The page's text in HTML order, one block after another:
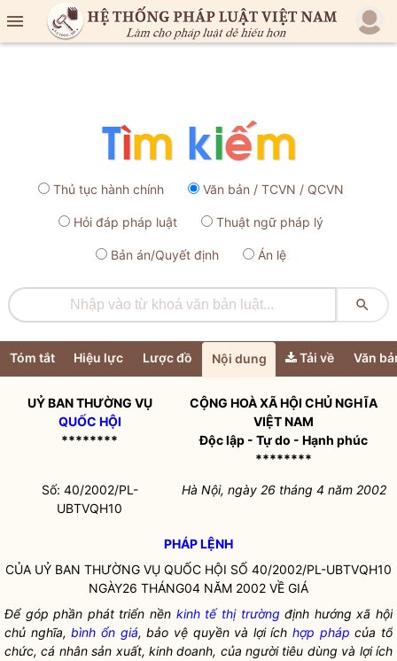

Thủ tục hành chính Văn bản / TCVN / QCVN
Hỏi đáp pháp luật Thuật ngữ pháp lý
Bản án/Quyết định Án lệ

Tóm tắt Hiệu lực Lược đồ Nội dung Tải về Văn
UỶ BAN THƯỜNG VỤ
QUỐC HỘI
********
CỘNG HOÀ XÃ HỘI CHỦ NGHĨA
VIỆT NAM
Độc lập - Tự do - Hạnh phúc
********
Số: 40/2002/PL-
UBTVQH10
Hà Nội, ngày 26 tháng 4 năm 2002
PHÁP LỆNH
CỦA UỶ BAN THƯỜNG VỤ QUỐC HỘI SỐ 40/2002/PL-UBTVQH10
NGÀY26 THÁNG04 NĂM 2002 VỀ GIÁ
Để góp phần phát triển nền kinh tế thị trường định hướng xã hội
chủ nghĩa,bình ổn giá, bảo vệ quyền và lợi íchhợp pháp của tổ
chức, cá nhân sản xuất, kinh doanh, của người tiêu dùng và lợi ích